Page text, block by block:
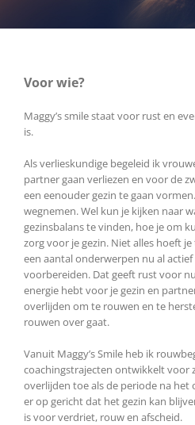
Voor wie?
Maggy’s smile staat voor rust en
is.
Als verlieskundige begeleid ik
partner gaan verliezen en voor de
een eenouder gezin te gaan
wegnemen. Wel kun je kijken naar
gezinsbalans te vinden, hoe je om
zorg voor je gezin. Niet alles hoeft je
een aantal onderwerpen nu al
voorbereiden. Dat geeft rust voor
energie hebt voor je gezin en
overlijden om te rouwen en te
rouwen over gaat.
Vanuit Maggy’s Smile heb ik
coachingstrajecten ontwikkelt voor
overlijden toe als de periode na het
er op gericht dat het gezin kan
is voor verdriet, rouw en afscheid.